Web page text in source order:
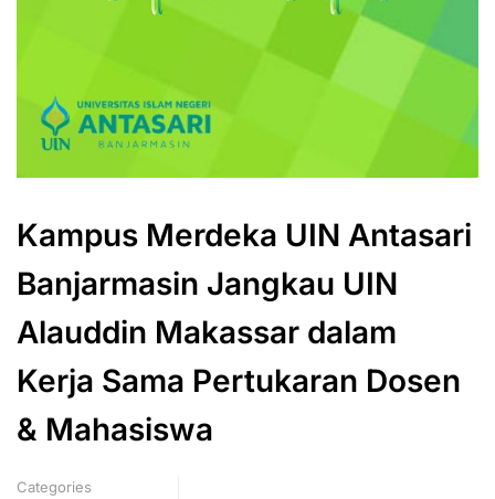
Kampus Merdeka UIN Antasari
Banjarmasin Jangkau UIN
Alauddin Makassar dalam
Kerja Sama Pertukaran Dosen
& Mahasiswa
Categories